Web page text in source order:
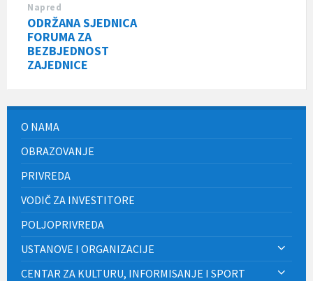
Napred
ODRŽANA SJEDNICA
FORUMA ZA
BEZBJEDNOST
ZAJEDNICE
O NAMA
OBRAZOVANJE
PRIVREDA
VODIČ ZA INVESTITORE
POLJOPRIVREDA
USTANOVE I ORGANIZACIJE
CENTAR ZA KULTURU, INFORMISANJE I SPORT